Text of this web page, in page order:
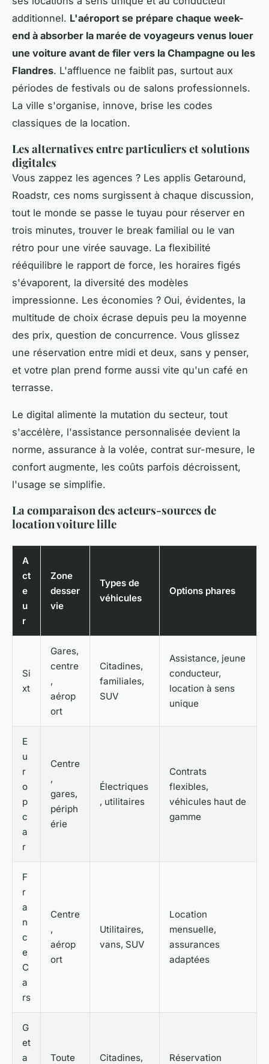
additionnel. L'aéroport se prépare chaque week-
end à absorber la marée de voyageurs venus louer
une voiture avant de filer vers la Champagne ou les
Flandres. L'affluence ne faiblit pas, surtout aux
périodes de festivals ou de salons professionnels.
La ville s'organise, innove, brise les codes
classiques de la location.
Les alternatives entre particuliers et solutions
digitales
Vous zappez les agences ? Les applis Getaround,
Roadstr, ces noms surgissent à chaque discussion,
tout le monde se passe le tuyau pour réserver en
trois minutes, trouver le break familial ou le van
rétro pour une virée sauvage. La flexibilité
rééquilibre le rapport de force, les horaires figés
s'évaporent, la diversité des modèles
impressionne. Les économies ? Oui, évidentes, la
multitude de choix écrase depuis peu la moyenne
des prix, question de concurrence. Vous glissez
une réservation entre midi et deux, sans y penser,
et votre plan prend forme aussi vite qu'un café en
terrasse.
Le digital alimente la mutation du secteur, tout
s'accélère, l'assistance personnalisée devient la
norme, assurance à la volée, contrat sur-mesure, le
confort augmente, les coûts parfois décroissent,
l'usage se simplifie.
La comparaison des acteurs-sources de
location voiture lille
A
ct
e
u
r
Zone
desser
vie
Types de
véhicules
Options phares
Si
xt
Gares,
centre
,
aérop
ort
Citadines,
familiales,
SUV
Assistance, jeune
conducteur,
location à sens
unique
E
u
r
o
p
c
a
r
Centre
,
gares,
périph
érie
Électriques
, utilitaires
Contrats
flexibles,
véhicules haut de
gamme
F
r
a
n
c
e
C
a
rs
Centre
,
aérop
ort
Utilitaires,
vans, SUV
Location
mensuelle,
assurances
adaptées
G
et
a
Toute
Citadines,
Réservation